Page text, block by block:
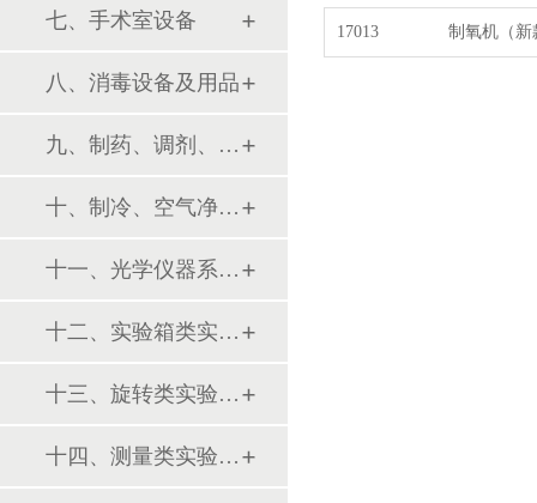
七、手术室设备
八、消毒设备及用品
九、制药、调剂、制剂系列设备
十、制冷、空气净化设备
十一、光学仪器系列设备
十二、实验箱类实验设备
十三、旋转类实验设备
十四、测量类实验设备
17013 制氧机（新